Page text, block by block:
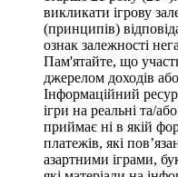
викликати ігрову
(принципів)
ознак залежності
Пам'ятайте, що
джерелом доходів
Інформаційний
ігри на реальні та/
приймає ні в якій
платежів, які
азартними іграми,